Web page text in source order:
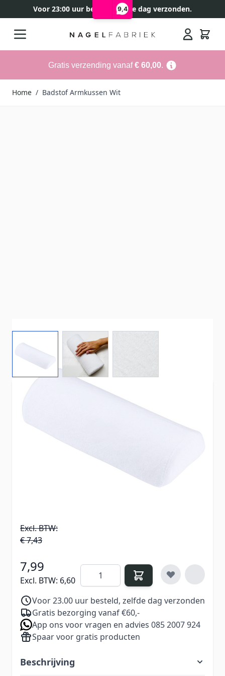
9,4
Voor 23:00 uur besteld, zelfde dag verzonden.
Gratis verzending vanaf€ 60,00.
Home / Badstof Armkussen Wit
View larger imageView larger image
Ons Badstof Armkussen Wit biedt een zachte,
comfortabele steun voor de onderarm en pols
tijdens manicure- en nagelbehandelingen.
Dankzij de badstof bekleding is het extra
huidvriendelijk en aangenaam bij langdurig
gebruik — ideaal voor salons én thuisgebruik.
Excl. BTW:
€ 7,43
7,99
Excl. BTW: 6,60
Aantal
Voor 23.00 uur besteld, zelfde dag verzonden
Gratis bezorging vanaf €60,-
App ons voor vragen en advies 085 2007 924
Spaar voor gratis producten
Beschrijving